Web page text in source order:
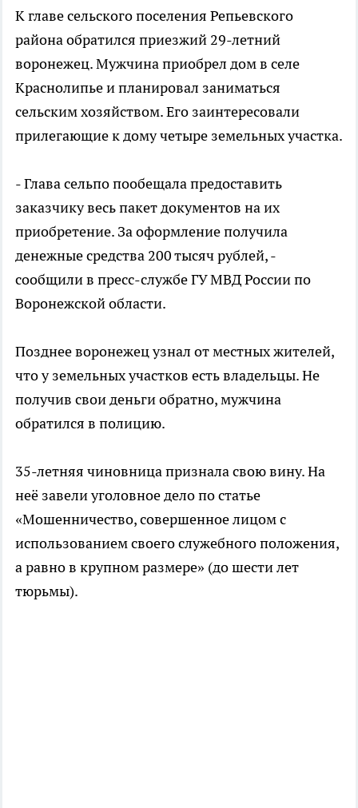
К главе сельского поселения Репьевского
района обратился приезжий 29-летний
воронежец. Мужчина приобрел дом в селе
Краснолипье и планировал заниматься
сельским хозяйством. Его заинтересовали
прилегающие к дому четыре земельных участка.
- Глава сельпо пообещала предоставить
заказчику весь пакет документов на их
приобретение. За оформление получила
денежные средства 200 тысяч рублей, -
сообщили в пресс-службе ГУ МВД России по
Воронежской области.
Позднее воронежец узнал от местных жителей,
что у земельных участков есть владельцы. Не
получив свои деньги обратно, мужчина
обратился в полицию.
35-летняя чиновница признала свою вину. На
неё завели уголовное дело по статье
«Мошенничество, совершенное лицом с
использованием своего служебного положения,
а равно в крупном размере» (до шести лет
тюрьмы).